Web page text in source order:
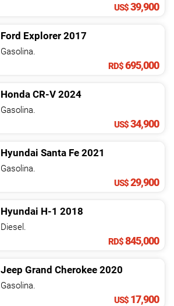
US$39,900
Ford Explorer 2017
Gasolina.
RD$695,000
Honda CR-V 2024
Gasolina.
US$34,900
Hyundai Santa Fe 2021
Gasolina.
US$29,900
Hyundai H-1 2018
Diesel.
RD$845,000
Jeep Grand Cherokee 2020
Gasolina.
US$ 17,900